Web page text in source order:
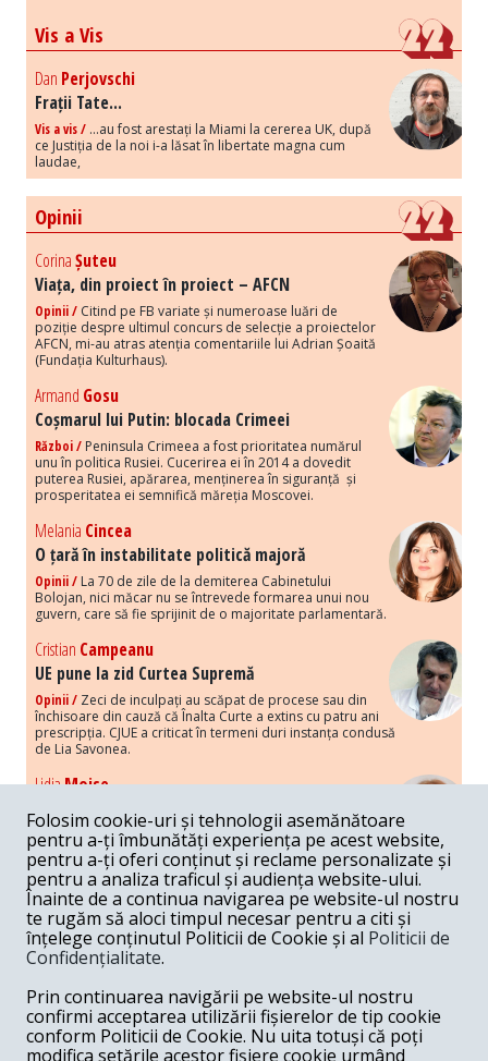
Vis a Vis
Dan Perjovschi
Frații Tate...
Vis a vis / ...au fost arestați la Miami la cererea UK, după
ce Justiția de la noi i-a lăsat în libertate magna cum
laudae,
Opinii
CorinaȘuteu
Viața, din proiect în proiect – AFCN
Opinii / Citind pe FB variate și numeroase luări de
poziție despre ultimul concurs de selecție a proiectelor
AFCN, mi-au atras atenția comentariile lui Adrian Șoaită
(Fundația Kulturhaus).
Armand Gosu
Coșmarul lui Putin: blocada Crimeei
Război / Peninsula Crimeea a fost prioritatea numărul
unu în politica Rusiei. Cucerirea ei în 2014 a dovedit
puterea Rusiei, apărarea, menținerea în siguranță și
prosperitatea ei semnifică măreția Moscovei.
Melania Cincea
O țară în instabilitate politică majoră
Opinii / La 70 de zile de la demiterea Cabinetului
Bolojan, nici măcar nu se întrevede formarea unui nou
guvern, care să fie sprijinit de o majoritate parlamentară.
Cristian Campeanu
UE pune la zid Curtea Supremă
Opinii / Zeci de inculpați au scăpat de procese sau din
închisoare din cauză că Înalta Curte a extins cu patru ani
prescripția. CJUE a criticat în termeni duri instanța condusă
de Lia Savonea.
LidiaMoise
Costurile economice ale haosului politic
Opinii / Economia nu poate rezista cu retorica falsă a
susținerii intereselor poporului, care, de fapt, ascunde
obsesia menținerii privilegiilor și a averilor unor caste.
Melania Cincea
Noi puseuri de xenofobie din partea românilor
„neaoși”
Periodic, în spațiul public sunt voci care lansează
mesaje xenofobe la adresa câte unui politician care deranjează un
anumit grup politico-mediatic, într-un anumit moment.
ArmandGosu
Folosim cookie-uri și tehnologii asemănătoare
pentru a-ți îmbunătăți experiența pe acest website,
pentru a-ți oferi conținut și reclame personalizate și
pentru a analiza traficul și audiența website-ului.
Înainte de a continua navigarea pe website-ul nostru
te rugăm să aloci timpul necesar pentru a citi și
înțelege conținutul Politicii de Cookie și al Politicii de
Confidențialitate.
Prin continuarea navigării pe website-ul nostru
confirmi acceptarea utilizării fișierelor de tip cookie
conform Politicii de Cookie. Nu uita totuși că poți
modifica setările acestor fișiere cookie urmând